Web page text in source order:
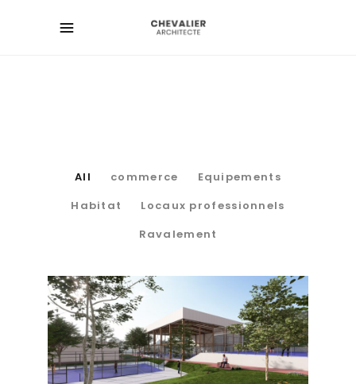
All commerce
Equipements
Habitat
Locaux professionnels
Ravalement
PADEL & CLUB HOUSE I
CANNES LA BOCCA (EN
COURS)